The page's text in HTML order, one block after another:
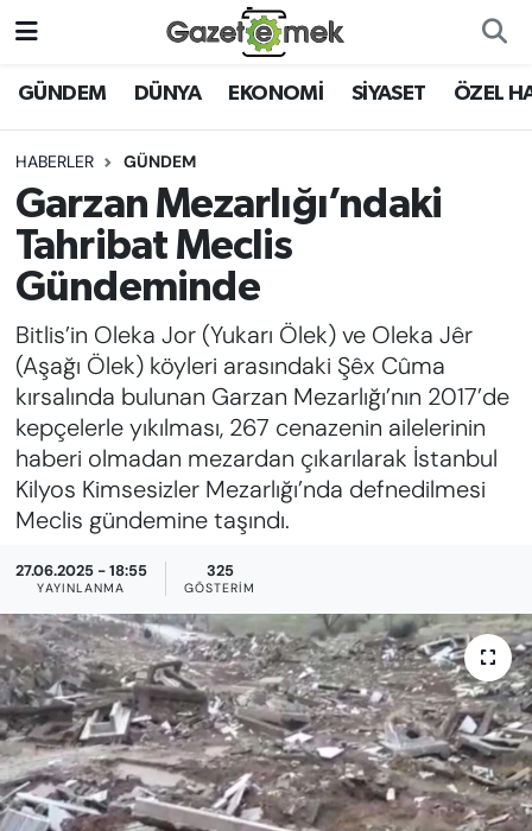
GÜNDEM DÜNYA EKONOMİ SİYASET ÖZEL
HABERLER GÜNDEM
Garzan Mezarlığı’ndaki
Tahribat Meclis
Gündeminde
Bitlis’in Oleka Jor (Yukarı Ölek) ve Oleka Jêr
(Aşağı Ölek) köyleri arasındaki Şêx Cûma
kırsalında bulunan Garzan Mezarlığı’nın 2017’de
kepçelerle yıkılması, 267 cenazenin ailelerinin
haberi olmadan mezardan çıkarılarak İstanbul
Kilyos Kimsesizler Mezarlığı’nda defnedilmesi
Meclis gündemine taşındı.
27.06.2025 - 18:55
YAYINLANMA
325
GÖSTERIM
DÜNYA
EKONOMİ
EMEK HABERLERİ
YENİ MEDYADA EMEK
GAZETECİLİĞİNİ GELİŞTİRMEK
FAYDALI BİLGİLER
GÜNDEM
EĞİTİM
KADIN
SPOR
KÜLTÜR-SANAT
MAGAZİN
Nöbetçi Eczaneler
Hava Durumu
İstanbul Namaz Vakitleri
Trafik Durumu
Süper Lig Puan Durumu ve Fikstür
Tüm Manşetler
Son Dakika Haberleri
Haber Arşivi